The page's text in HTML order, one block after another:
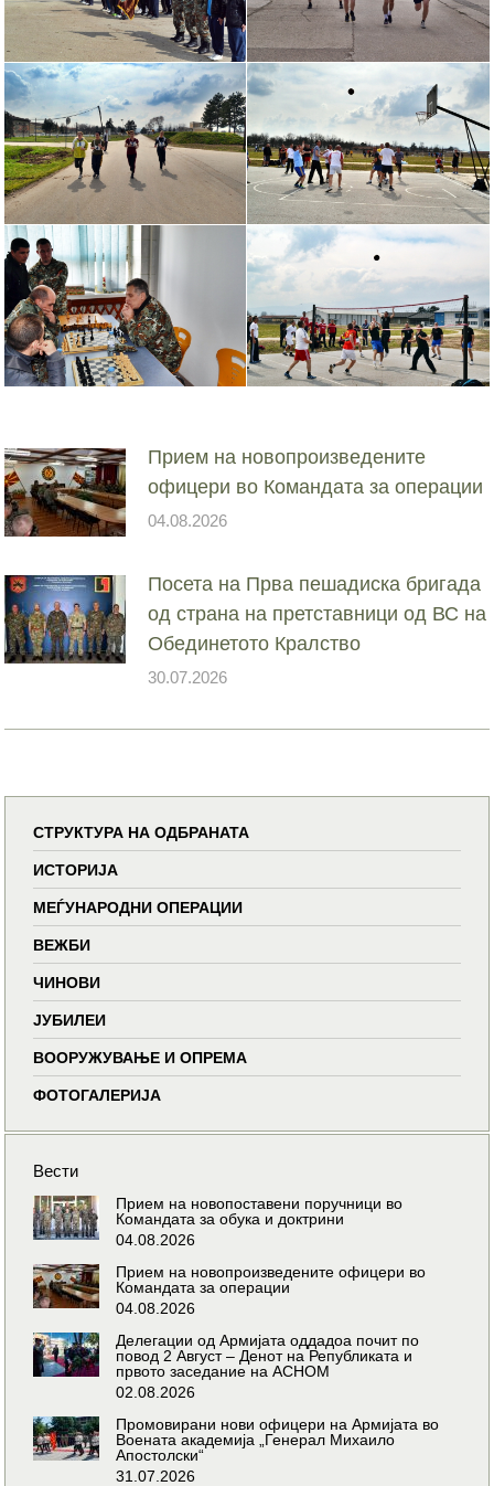
Прием на новопроизведените
офицери во Командата за операции
04.08.2026
Посета на Прва пешадиска бригада
од страна на претставници од ВС на
Обединетото Кралство
30.07.2026
СТРУКТУРА НА ОДБРАНАТА
ИСТОРИЈА
МЕЃУНАРОДНИ ОПЕРАЦИИ
ВЕЖБИ
ЧИНОВИ
ЈУБИЛЕИ
ВООРУЖУВАЊЕ И ОПРЕМА
ФОТОГАЛЕРИЈА
Вести
Прием на новопоставени поручници во
Командата за обука и доктрини
04.08.2026
Прием на новопроизведените офицери во
Командата за операции
04.08.2026
Делегации од Армијата оддадоа почит по
повод 2 Август – Денот на Републиката и
првото заседание на АСНОМ
02.08.2026
Промовирани нови офицери на Армијата во
Воената академија „Генерал Михаило
Апостолски“
31.07.2026